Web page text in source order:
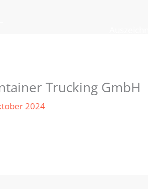
Trucking GmbH
2024